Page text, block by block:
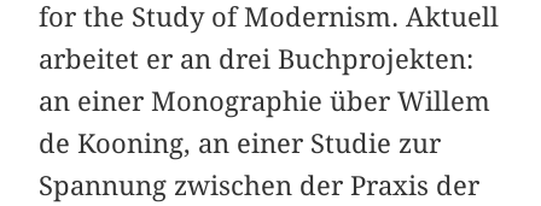
for the Study of Modernism. Aktuell
arbeitet er an drei Buchprojekten:
an einer Monographie über Willem
de Kooning, an einer Studie zur
Spannung zwischen der Praxis der